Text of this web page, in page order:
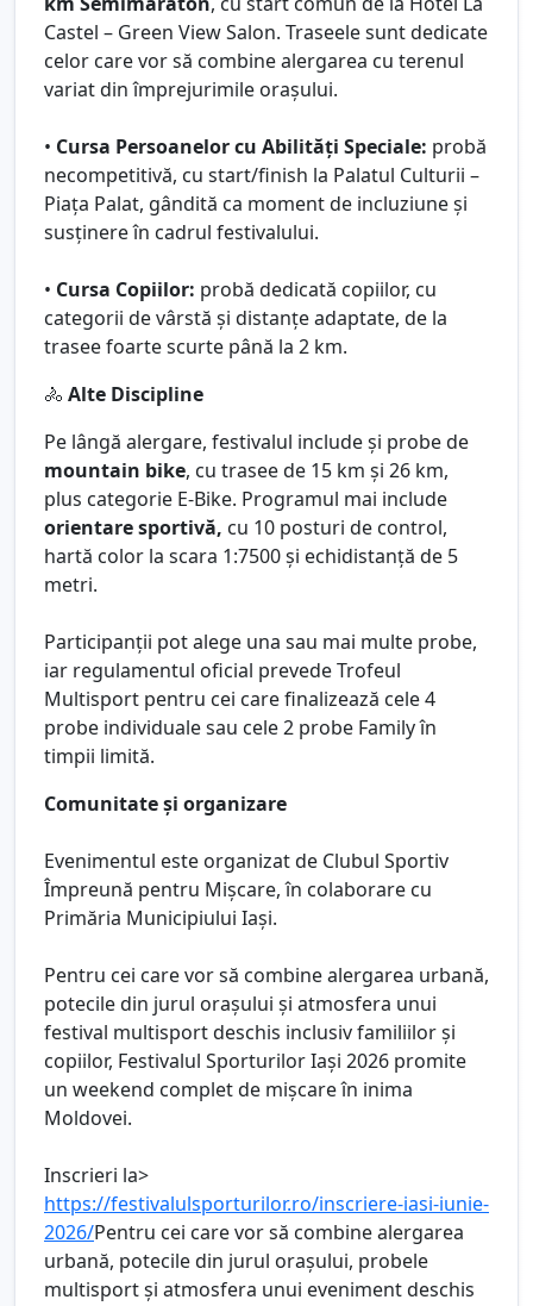
Castel – Green View Salon. Traseele sunt dedicate
celor care vor să combine alergarea cu terenul
variat din împrejurimile orașului.
• Cursa Persoanelor cu Abilități Speciale: probă
necompetitivă, cu start/finish la Palatul Culturii –
Piața Palat, gândită ca moment de incluziune și
susținere în cadrul festivalului.
• Cursa Copiilor: probă dedicată copiilor, cu
categorii de vârstă și distanțe adaptate, de la
trasee foarte scurte până la 2 km.
🚴 Alte Discipline
Pe lângă alergare, festivalul include și probe de
mountain bike, cu trasee de 15 km și 26 km,
plus categorie E-Bike. Programul mai include
orientare sportivă, cu 10 posturi de control,
hartă color la scara 1:7500 și echidistanță de 5
metri.
Participanții pot alege una sau mai multe probe,
iar regulamentul oficial prevede Trofeul
Multisport pentru cei care finalizează cele 4
probe individuale sau cele 2 probe Family în
timpii limită.
Comunitate și organizare
Evenimentul este organizat de Clubul Sportiv
Împreună pentru Mișcare, în colaborare cu
Primăria Municipiului Iași.
Pentru cei care vor să combine alergarea urbană,
potecile din jurul orașului și atmosfera unui
festival multisport deschis inclusiv familiilor și
copiilor, Festivalul Sporturilor Iași 2026 promite
un weekend complet de mișcare în inima
Moldovei.
Inscrieri la>
https://festivalulsporturilor.ro/inscriere-iasi-iunie-
2026/Pentru cei care vor să combine alergarea
urbană, potecile din jurul orașului, probele
multisport și atmosfera unui eveniment deschis